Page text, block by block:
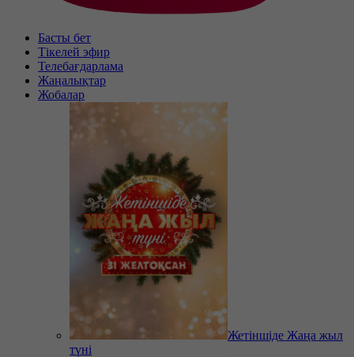
Басты бет
Тікелей эфир
Телебағдарлама
Жаңалықтар
Жобалар
Жетіншіде Жаңа жыл
түні